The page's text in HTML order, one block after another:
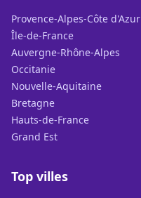
Provence-Alpes-Côte d'Azur
Île-de-France
Auvergne-Rhône-Alpes
Occitanie
Nouvelle-Aquitaine
Bretagne
Hauts-de-France
Grand Est
Top villes